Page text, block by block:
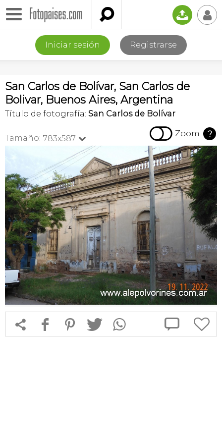
 📤 👤
Iniciar sesión Registrarse
San Carlos de Bolívar, San Carlos de
Bolivar, Buenos Aires, Argentina
Título de fotografía: San Carlos de Bolívar
Tamaño: 783x587   Zoom ?
 f 1 T  